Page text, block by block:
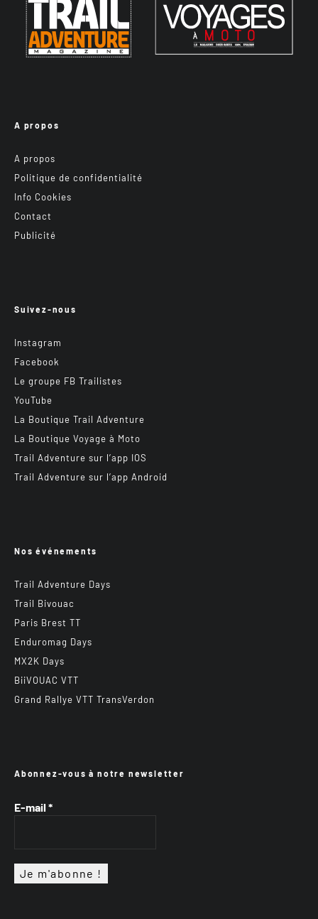
A propos
A propos
Politique de confidentialité
Info Cookies
Contact
Publicité
Suivez-nous
Instagram
Facebook
Le groupe FB Trailistes
YouTube
La Boutique Trail Adventure
La Boutique Voyage à Moto
Trail Adventure sur l’app IOS
Trail Adventure sur l’app Android
Nos événements
Trail Adventure Days
Trail Bivouac
Paris Brest TT
Enduromag Days
MX2K Days
BiiVOUAC VTT
Grand Rallye VTT TransVerdon
Abonnez-vous à notre newsletter
E-mail *